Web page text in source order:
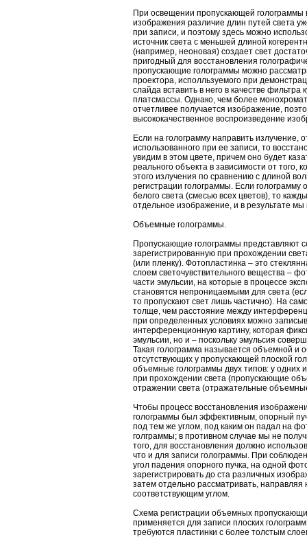
При освещении пропускающей голограммы
изображения различие длин путей света
при записи, и поэтому здесь можно
источник света с меньшей длиной
(например, неоновая) создает свет
пригодный для восстановления
пропускающие голограммы можно
проектора, исполльзуемого при
слайда вставить в него в качестве фильтра
платсмассы. Однако, чем более
отчетливее получается изображение,
высококачественное воспроизведение
Если на голограмму направить излучение,
использованного при ее записи, то
увидим в этом цвете, причем оно будет
реального объекта в зависимости от того,
этого излучения по сравнению с длиной
регистрации голограммы. Если
белого света (смесью всех цветов), то
отдельное изображение, и в результате
Объемные голограммы.
Пропускающие голограммы представляют
зарегистрированную при прохождении
(или пленку). Фотопластинка – это
слоем светочувствительного вещества –
части эмульсии, на которые в процессе
становятся непроницаемыми для света
то пропускают свет лишь частично). На
толще, чем расстояние между
при определенных условиях можно
интерференционную картину, которая
эмульсии, но и – поскольку эмульсия
Такая голограмма называется объемной и
отсутствующих у пропускающей плоской
объемные голограммы двух типов: у одних
при прохождении света (пропускающие
отражении света (отражательные
Чтобы процесс восстановления
голограммы был эффективным, опорный
под тем же углом, под каким он падал на
голграммы; в противном случае мы не
того, для восстановления должно
что и для записи голограммы. При
угол падения опорного пучка, на одной
зарегистрировать до ста различных
затем отдельно рассматривать, направляя
соответствующим углом.
Схема регистрации объемных
применяется для записи плоских
требуются пластинки с более толстым